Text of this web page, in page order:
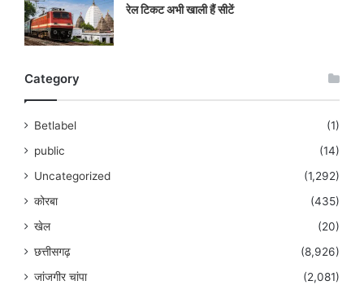
रेल टिकट अभी खाली हैं सीटें
Category
Betlabel
(1)
public
(14)
Uncategorized
(1,292)
कोरबा
(435)
खेल
(20)
छत्तीसगढ़
(8,926)
जांजगीर चांपा
(2,081)